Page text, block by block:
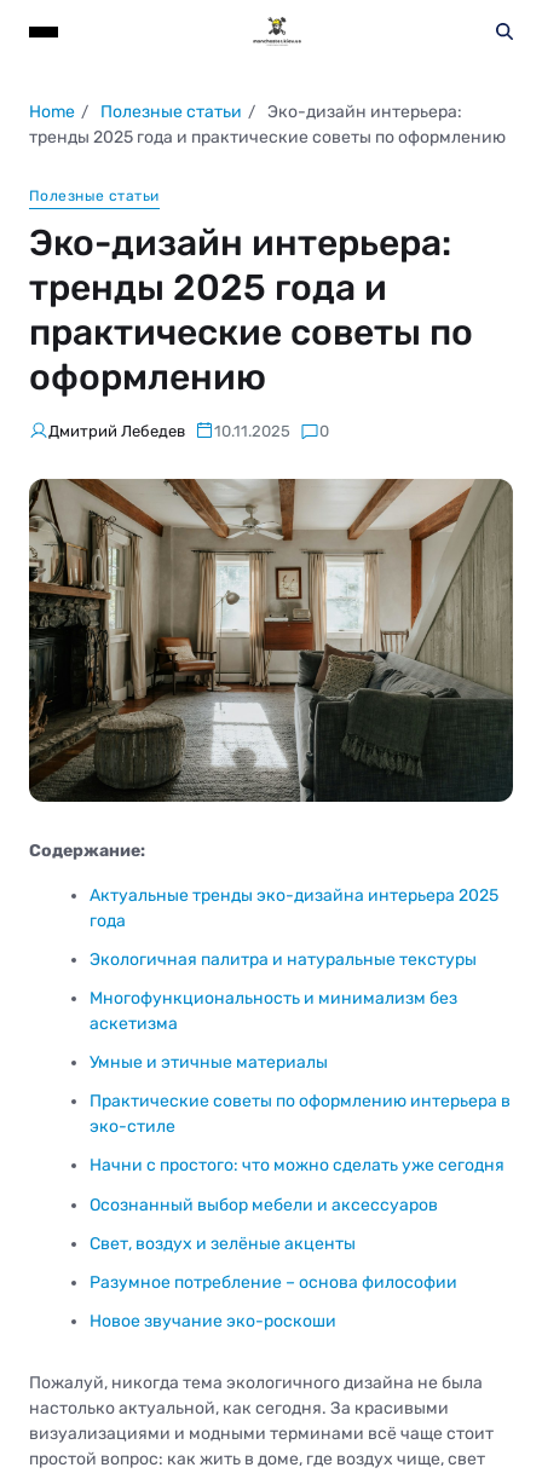
Home Полезные статьи
Эко-дизайн интерьера:
тренды 2025 года и практические советы по оформлению
Полезные статьи
Эко-дизайн интерьера:
тренды 2025 года и
практические советы по
оформлению
Дмитрий Лебедев 10.11.2025 0
Содержание:
Актуальные тренды эко-дизайна интерьера 2025
года
Экологичная палитра и натуральные текстуры
Многофункциональность и минимализм без
аскетизма
Умные и этичные материалы
Практические советы по оформлению интерьера в
эко-стиле
Начни с простого: что можно сделать уже сегодня
Осознанный выбор мебели и аксессуаров
Свет, воздух и зелёные акценты
Разумное потребление – основа философии
Новое звучание эко-роскоши
Пожалуй, никогда тема экологичного дизайна не была
настолько актуальной, как сегодня. За красивыми
визуализациями и модными терминами всё чаще стоит
простой вопрос: как жить в доме, где воздух чище, свет